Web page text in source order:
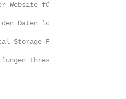
Website führen kann.
Daten lokal im Cache
Storage-Funktionen
Ihres jeweiligen